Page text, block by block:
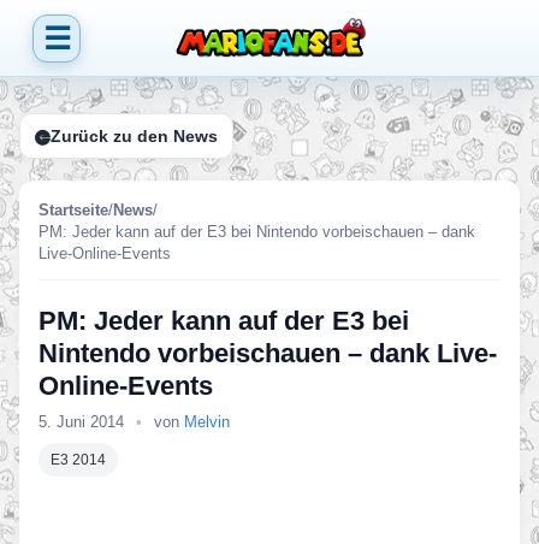
☰
Zurück zu den News
Startseite/News/
PM: Jeder kann auf der E3 bei Nintendo vorbeischauen – dank
Live-Online-Events
PM: Jeder kann auf der E3 bei
Nintendo vorbeischauen – dank Live-
Online-Events
5. Juni 2014 • von Melvin
E3 2014